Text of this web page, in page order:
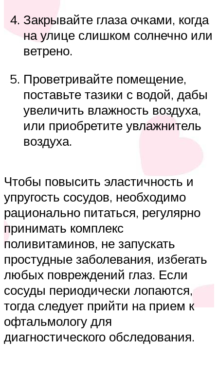
Закрывайте глаза очками, когда
на улице слишком солнечно или
ветрено.
Проветривайте помещение,
поставьте тазики с водой, дабы
увеличить влажность воздуха,
или приобретите увлажнитель
воздуха.
Чтобы повысить эластичность и
упругость сосудов, необходимо
рационально питаться, регулярно
принимать комплекс
поливитаминов, не запускать
простудные заболевания, избегать
любых повреждений глаз. Если
сосуды периодически лопаются,
тогда следует прийти на прием к
офтальмологу для
диагностического обследования.